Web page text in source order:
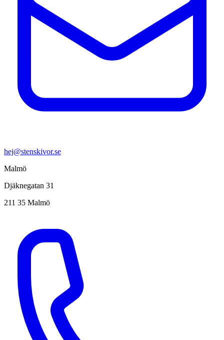
hej@stenskivor.se
Malmö
Djäknegatan 31
211 35 Malmö